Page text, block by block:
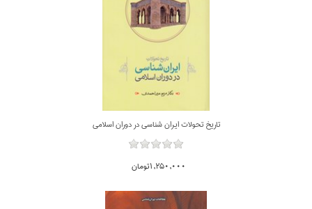
تاريخ تحولات ايران شناسي در دوران اسلامي
1,250,000تومان